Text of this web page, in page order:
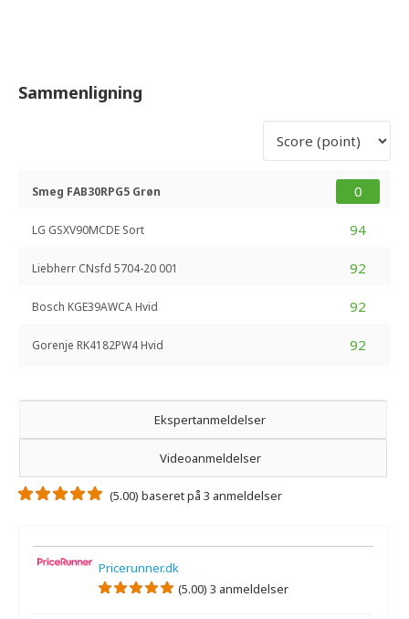
Sammenligning
0
Smeg FAB30RPG5 Grøn
94
LG GSXV90MCDE Sort
92
Liebherr CNsfd 5704-20 001
92
Bosch KGE39AWCA Hvid
92
Gorenje RK4182PW4 Hvid
Ekspertanmeldelser
Videoanmeldelser
(5.00) baseret på 3 anmeldelser
Pricerunner.dk
(5.00) 3 anmeldelser